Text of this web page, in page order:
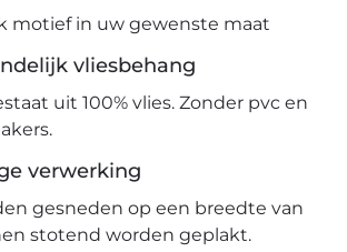
motief in uw gewenste maat
vliesbehang
uit 100% vlies. Zonder pvc en
verwerking
gesneden op een breedte van
stotend worden geplakt.